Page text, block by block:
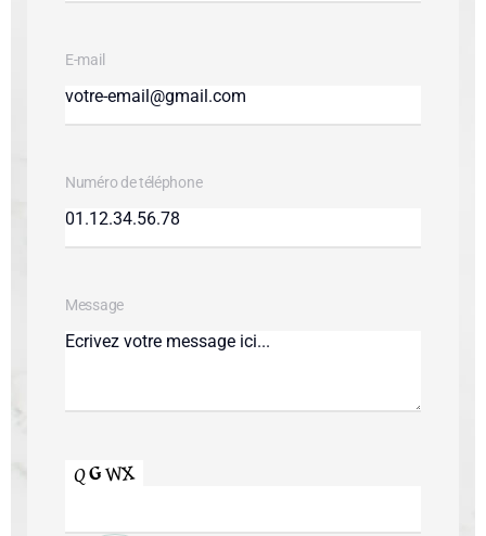
E-mail
Numéro de téléphone
Message